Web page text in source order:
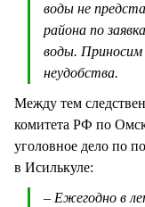
воды не
района по
воды. Приносим
неудобства.
Между тем
комитета РФ по
уголовное дело по
в Исилькуле:
– Ежегодно в